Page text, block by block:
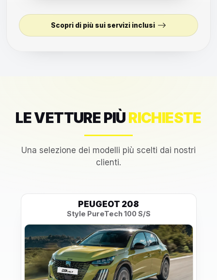
Scopri di più sui servizi inclusi
LE VETTURE PIÙRICHIESTE
Una selezione dei modelli più scelti dai nostri
clienti.
PEUGEOT 208
Style PureTech 100 S/S